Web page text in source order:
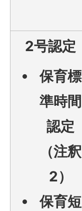
2号認定
保育標
準時間
認定
（注釈
2）
保育短